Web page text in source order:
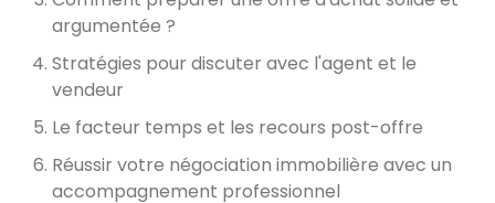
argumentée ?
Stratégies pour discuter avec l'agent et le
vendeur
Le facteur temps et les recours post-offre
Réussir votre négociation immobilière avec un
accompagnement professionnel